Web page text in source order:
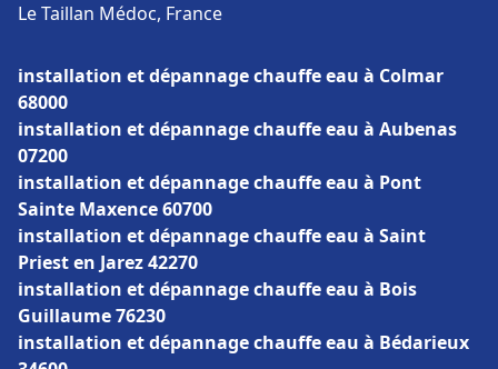
Le Taillan Médoc, France
installation et dépannage chauffe eau à Colmar
68000
installation et dépannage chauffe eau à Aubenas
07200
installation et dépannage chauffe eau à Pont
Sainte Maxence 60700
installation et dépannage chauffe eau à Saint
Priest en Jarez 42270
installation et dépannage chauffe eau à Bois
Guillaume 76230
installation et dépannage chauffe eau à Bédarieux